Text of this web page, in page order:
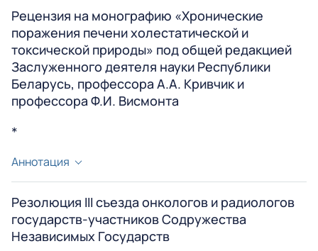
Рецензия на монографию «Хронические
поражения печени холестатической и
токсической природы» под общей редакцией
Заслуженного деятеля науки Республики
Беларусь, профессора А.А. Кривчик и
профессора Ф.И. Висмонта
*
Аннотация
Монография посвящена изучению актуальной проблемы
развития повреждения гепатоцитов при внепеченочном
холестазе, а также при действии гепатотоксических
ксенобиотиков. Актуальность работы определяется
Резолюция III съезда онкологов и радиологов
государств-участников Содружества
Независимых Государств